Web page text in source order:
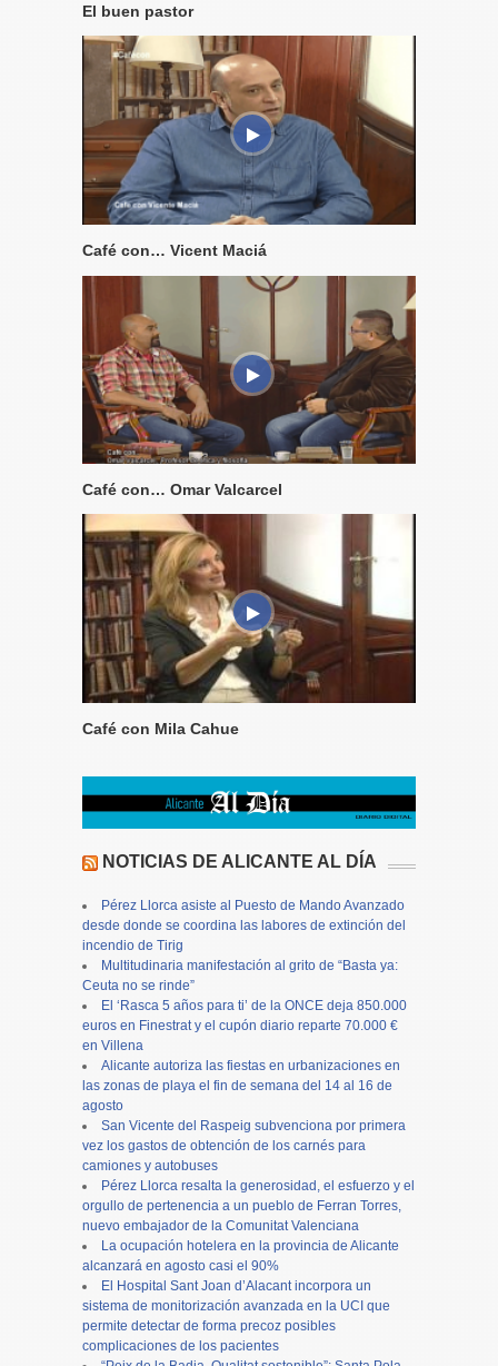
El buen pastor
Café con… Vicent Maciá
Café con… Omar Valcarcel
Café con Mila Cahue
NOTICIAS DE ALICANTE AL DÍA
Pérez Llorca asiste al Puesto de Mando Avanzado
desde donde se coordina las labores de extinción del
incendio de Tirig
Multitudinaria manifestación al grito de “Basta ya:
Ceuta no se rinde”
El ‘Rasca 5 años para ti’ de la ONCE deja 850.000
euros en Finestrat y el cupón diario reparte 70.000 €
en Villena
Alicante autoriza las fiestas en urbanizaciones en
las zonas de playa el fin de semana del 14 al 16 de
agosto
San Vicente del Raspeig subvenciona por primera
vez los gastos de obtención de los carnés para
camiones y autobuses
Pérez Llorca resalta la generosidad, el esfuerzo y el
orgullo de pertenencia a un pueblo de Ferran Torres,
nuevo embajador de la Comunitat Valenciana
La ocupación hotelera en la provincia de Alicante
alcanzará en agosto casi el 90%
El Hospital Sant Joan d’Alacant incorpora un
sistema de monitorización avanzada en la UCI que
permite detectar de forma precoz posibles
complicaciones de los pacientes